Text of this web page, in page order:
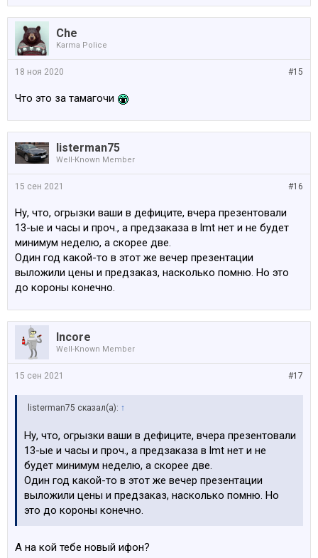
Che
Karma Police
#15
18 ноя 2020
Что это за тамагочи
listerman75
Well-Known Member
#16
15 сен 2021
Ну, что, огрызки ваши в дефиците, вчера презентовали
13-ые и часы и проч., а предзаказа в lmt нет и не будет
минимум неделю, а скорее две.
Один год какой-то в этот же вечер презентации
выложили цены и предзаказ, насколько помню. Но это
до короны конечно.
Incore
Well-Known Member
#17
15 сен 2021
listerman75 сказал(а): ↑
Ну, что, огрызки ваши в дефиците, вчера презентовали
13-ые и часы и проч., а предзаказа в lmt нет и не
будет минимум неделю, а скорее две.
Один год какой-то в этот же вечер презентации
выложили цены и предзаказ, насколько помню. Но
это до короны конечно.
А на кой тебе новый ифон?